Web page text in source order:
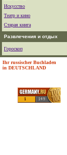
Искусство
Театр и кино
Старая книга
Развлечения и отдых
Гороскоп
Ihr russischer Buchladen
in DEUTSCHLAND